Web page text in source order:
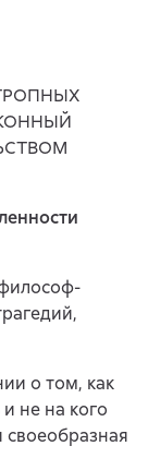
о том, как
не на кого
своеобразная